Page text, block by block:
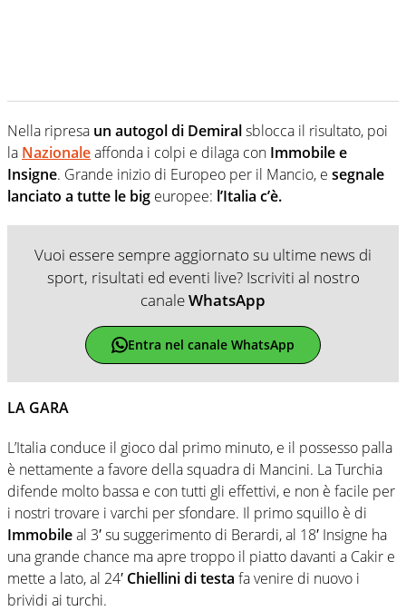
Nella ripresa un autogol di Demiralsblocca il risultato, poi
la Nazionaleaffonda i colpi e dilaga con Immobile e
Insigne. Grande inizio di Europeo per il Mancio, e segnale
lanciato a tutte le big europee: l’Italia c’è.
Vuoi essere sempre aggiornato su ultime news di
sport, risultati ed eventi live? Iscriviti al nostro
canaleWhatsApp
Entra nel canale WhatsApp
LA GARA
L’Italia conduce il gioco dal primo minuto, e il possesso palla
è nettamente a favore della squadra di Mancini. La Turchia
difende molto bassa e con tutti gli effettivi, e non è facile per
i nostri trovare i varchi per sfondare. Il primo squillo è di
Immobileal 3′ su suggerimento di Berardi, al 18′ Insigne ha
una grande chance ma apre troppo il piatto davanti a Cakir e
mette a lato, al 24′ Chiellini di testa fa venire di nuovo i
brividi ai turchi.